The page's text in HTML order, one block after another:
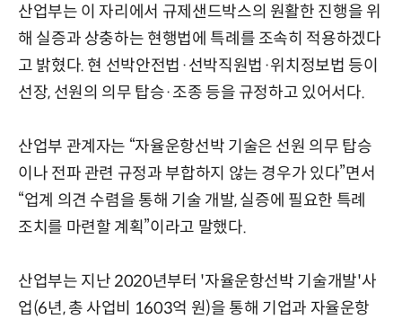
산업부는 이 자리에서 규제샌드박스의 원활한 진행을 위
해 실증과 상충하는 현행법에 특례를 조속히 적용하겠다
고 밝혔다. 현 선박안전법·선박직원법·위치정보법 등이
선장, 선원의 의무 탑승·조종 등을 규정하고 있어서다.
산업부 관계자는 “자율운항선박 기술은 선원 의무 탑승
이나 전파 관련 규정과 부합하지 않는 경우가 있다”면서
“업계 의견 수렴을 통해 기술 개발, 실증에 필요한 특례
조치를 마련할 계획”이라고 말했다.
산업부는 지난 2020년부터 '자율운항선박 기술개발'사
업(6년, 총 사업비 1603억 원)을 통해 기업과 자율운항